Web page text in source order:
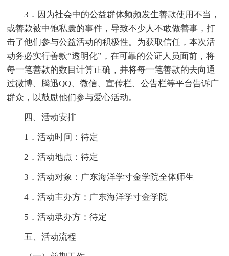
3．因为社会中的公益群体频频发生善款使用不当，
或善款被中饱私囊的事件，导致不少人不敢做善事，打
击了他们参与公益活动的积极性。为获取信任，本次活
动务必实行善款“透明化”，在可靠的公证人员面前，将
每一笔善款的数目计算正确，并将每一笔善款的去向通
过微博、腾迅QQ、微信、宣传栏、公告栏等平台告诉广
群众，以鼓励他们参与爱心活动。
四、活动安排
1．活动时间：待定
2．活动地点：待定
3．活动对象：广东海洋学寸金学院全体师生
4．活动主办方：广东海洋学寸金学院
5．活动承办方：待定
五、活动流程